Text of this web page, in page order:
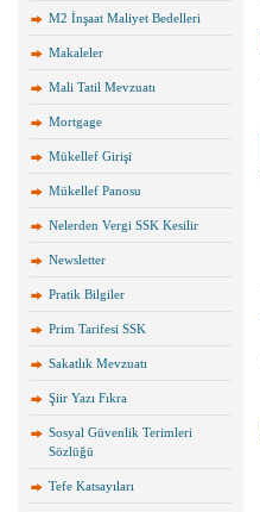
M2 İnşaat Maliyet Bedelleri
Makaleler
Mali Tatil Mevzuatı
Mortgage
Mükellef Girişi
Mükellef Panosu
Nelerden Vergi SSK Kesilir
Newsletter
Pratik Bilgiler
Prim Tarifesi SSK
Sakatlık Mevzuatı
Şiir Yazı Fıkra
Sosyal Güvenlik Terimleri
Sözlüğü
Tefe Katsayıları